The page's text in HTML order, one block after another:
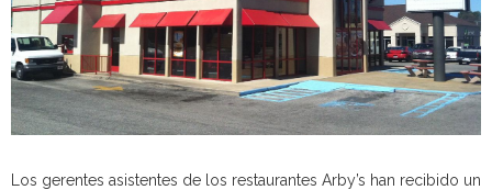
Los gerentes asistentes de los restaurantes Arby’s han recibido un